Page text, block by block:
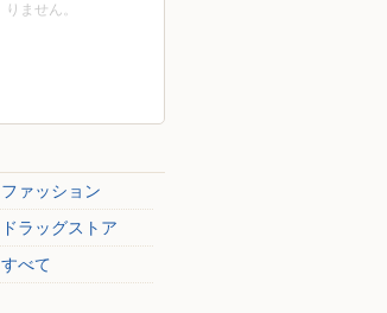
りません。
ファッション
ドラッグストア
すべて